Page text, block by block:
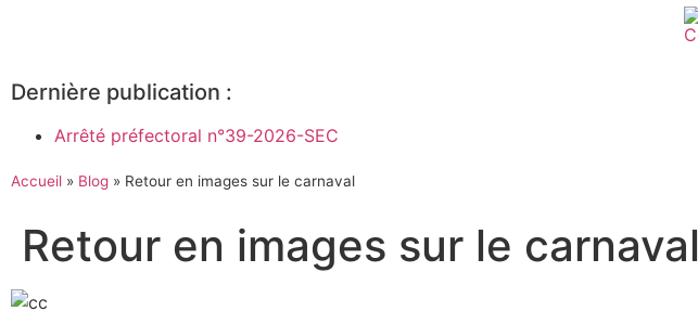
Dernière publication :
Arrêté préfectoral n°39-2026-SEC
Accueil » Blog » Retour en images sur le carnaval
Retour en images sur le carnaval